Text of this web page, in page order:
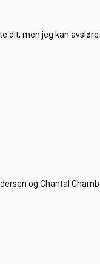
men jeg kan avsløre
og Chantal